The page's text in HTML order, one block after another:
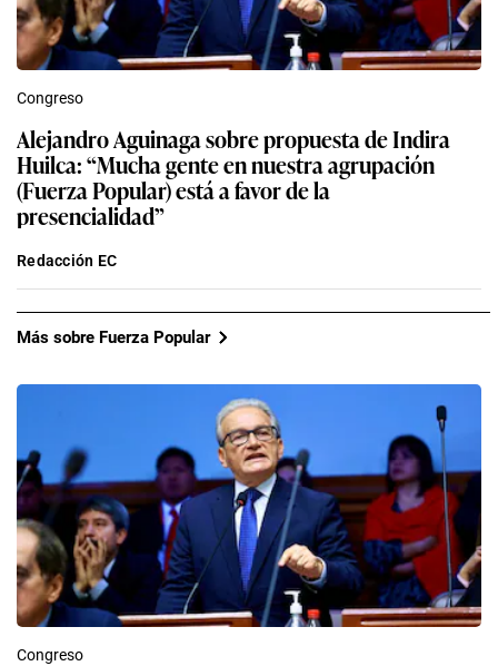
Congreso
Alejandro Aguinaga sobre propuesta de Indira
Huilca: “Mucha gente en nuestra agrupación
(Fuerza Popular) está a favor de la
presencialidad”
Redacción EC
Más sobre Fuerza Popular
Congreso